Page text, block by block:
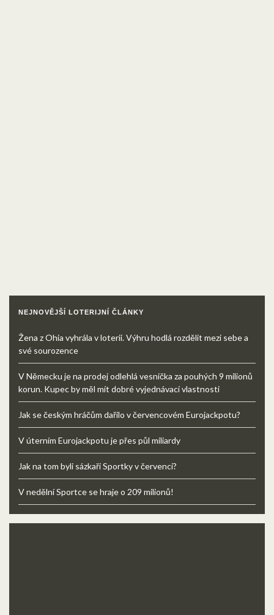
NEJNOVĚJŠÍ LOTERIJNÍ ČLÁNKY
Žena z Ohia vyhrála v loterii. Výhru hodlá rozdělit mezi sebe a
své sourozence
V Německu je na prodej odlehlá vesnička za pouhých 9 milionů
korun. Kupec by měl mít dobré vyjednávací vlastnosti
Jak se českým hráčům dařilo v červencovém Eurojackpotu?
V úterním Eurojackpotu je přes půl miliardy
Jak na tom byli sázkaři Sportky v červenci?
V nedělní Sportce se hraje o 209 milionů!